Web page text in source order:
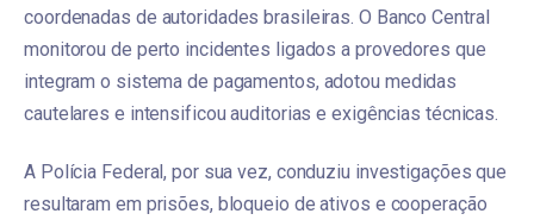
coordenadas de autoridades brasileiras. O Banco Central
monitorou de perto incidentes ligados a provedores que
integram o sistema de pagamentos, adotou medidas
cautelares e intensificou auditorias e exigências técnicas.
A Polícia Federal, por sua vez, conduziu investigações que
resultaram em prisões, bloqueio de ativos e cooperação